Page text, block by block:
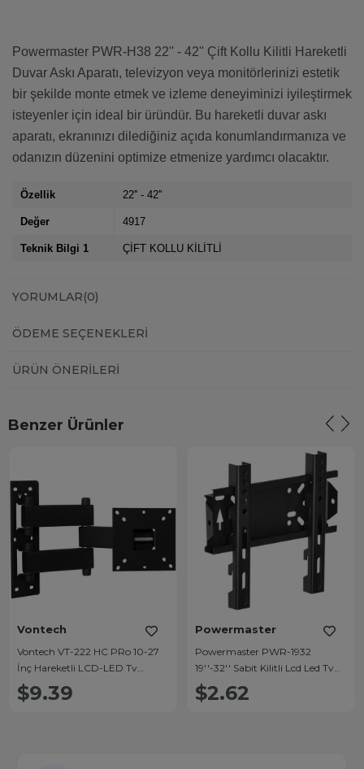
Powermaster PWR-H38 22'' - 42'' Çift Kollu Kilitli Hareketli
Duvar Askı Aparatı, televizyon veya monitörlerinizi estetik
bir şekilde monte etmek ve izleme deneyiminizi iyileştirmek
isteyenler için ideal bir üründür. Bu hareketli duvar askı
aparatı, ekranınızı dilediğiniz açıda konumlandırmanıza ve
odanızın düzenini optimize etmenize yardımcı olacaktır.
Özellik 22'' - 42''
Değer 4917
Teknik Bilgi 1 ÇİFT KOLLU KİLİTLİ
YORUMLAR(0)
ÖDEME SEÇENEKLERI
ÜRÜN ÖNERILERI
Benzer Ürünler
Vontech
Vontech VT-222 HC PRo 10-27
İnç Hareketli LCD-LED Tv
Duvar Askı Aparatı
$9.39
Powermaster
Powermaster PWR-1932
19''-32'' Sabit Kilitli Lcd Led Tv
Duvar Askı Aparatı
$2.62